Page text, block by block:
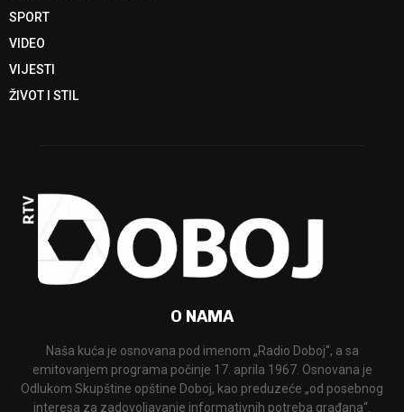
SPORT
VIDEO
VIJESTI
ŽIVOT I STIL
O NAMA
Naša kuća je osnovana pod imenom „Radio Doboj“, a sa
emitovanjem programa počinje 17. aprila 1967. Osnovana je
Odlukom Skupštine opštine Doboj, kao preduzeće „od posebnog
interesa za zadovoljavanje informativnih potreba građana“.